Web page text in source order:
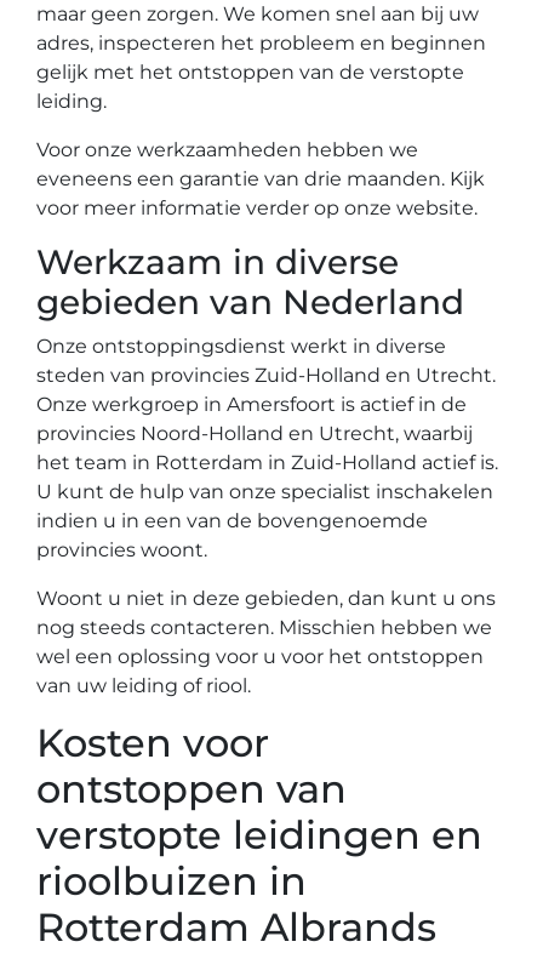
maar geen zorgen. We komen snel aan bij uw
adres, inspecteren het probleem en beginnen
gelijk met het ontstoppen van de verstopte
leiding.
Voor onze werkzaamheden hebben we
eveneens een garantie van drie maanden. Kijk
voor meer informatie verder op onze website.
Werkzaam in diverse
gebieden van Nederland
Onze ontstoppingsdienst werkt in diverse
steden van provincies Zuid-Holland en Utrecht.
Onze werkgroep in Amersfoort is actief in de
provincies Noord-Holland en Utrecht, waarbij
het team in Rotterdam in Zuid-Holland actief is.
U kunt de hulp van onze specialist inschakelen
indien u in een van de bovengenoemde
provincies woont.
Woont u niet in deze gebieden, dan kunt u ons
nog steeds contacteren. Misschien hebben we
wel een oplossing voor u voor het ontstoppen
van uw leiding of riool.
Kosten voor
ontstoppen van
verstopte leidingen en
rioolbuizen in
Rotterdam Albrands